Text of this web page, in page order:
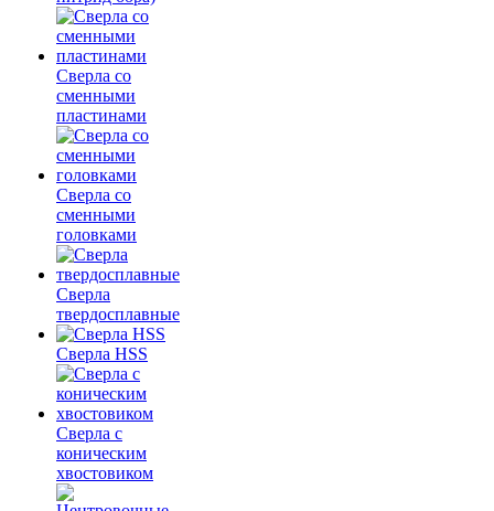
Сверла со
сменными
пластинами
Сверла со
сменными
головками
Сверла
твердосплавные
Сверла HSS
Сверла с
коническим
хвостовиком